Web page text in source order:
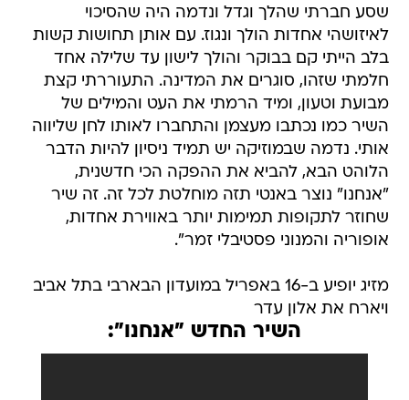
שסע חברתי שהלך וגדל ונדמה היה שהסיכוי
לאיזושהי אחדות הולך ונגוז. עם אותן תחושות קשות
בלב הייתי קם בבוקר והולך לישון עד שלילה אחד
חלמתי שזהו, סוגרים את המדינה. התעוררתי קצת
מבועת וטעון, ומיד הרמתי את העט והמילים של
השיר כמו נכתבו מעצמן והתחברו לאותו לחן שליווה
אותי. נדמה שבמוזיקה יש תמיד ניסיון להיות הדבר
הלוהט הבא, להביא את ההפקה הכי חדשנית,
"אנחנו" נוצר באנטי תזה מוחלטת לכל זה. זה שיר
שחוזר לתקופות תמימות יותר באווירת אחדות,
אופוריה והמנוני פסטיבלי זמר".
מזיג יופיע ב-16 באפריל במועדון הבארבי בתל אביב
ויארח את אלון עדר
השיר החדש "אנחנו":